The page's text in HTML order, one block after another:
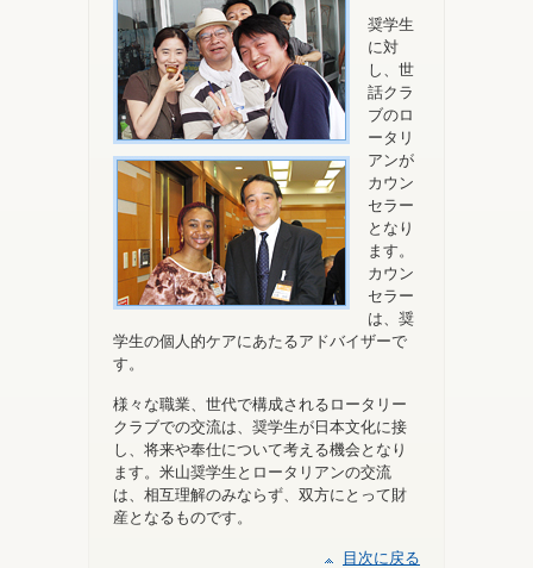
奨学生
に対
し、世
話クラ
ブのロ
ータリ
アンが
カウン
セラー
となり
ます。
カウン
セラー
は、奨
学生の個人的ケアにあたるアドバイザーで
す。
様々な職業、世代で構成されるロータリー
クラブでの交流は、奨学生が日本文化に接
し、将来や奉仕について考える機会となり
ます。米山奨学生とロータリアンの交流
は、相互理解のみならず、双方にとって財
産となるものです。
目次に戻る